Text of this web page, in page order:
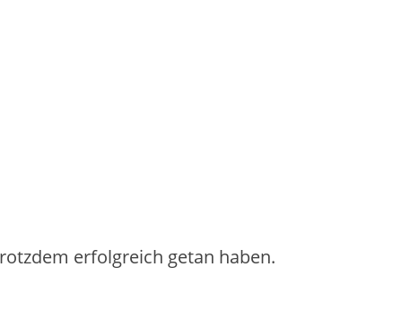
erfolgreich getan haben.